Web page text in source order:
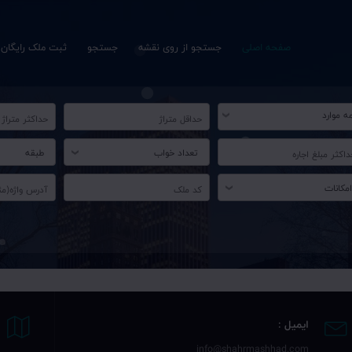
جستجو از روی نقشه جستجو ثبت ملک رایگان
تعداد خواب طبقه
امکانات
ایمیل :